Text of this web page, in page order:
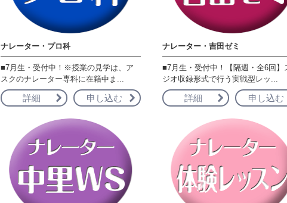
ナレーター・プロ科
■7月生・受付中！※授業の見学は、ア
スクのナレーター専科に在籍中ま...
詳細 申し込む
ナレーター・吉田ゼミ
■7月生・受付中！【隔週・全6回】
ジオ収録形式で行う実戦型レッ...
詳細 申し込む